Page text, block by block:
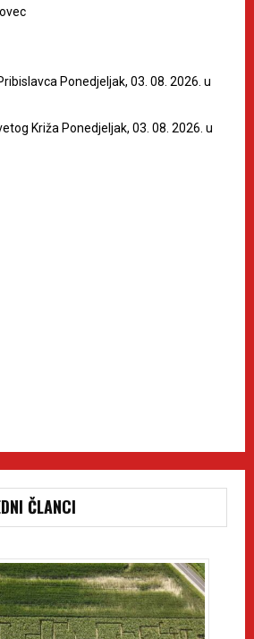
Ponedjeljak, 03. 08. 2026. u
Križa Ponedjeljak, 03. 08. 2026. u
ČLANCI